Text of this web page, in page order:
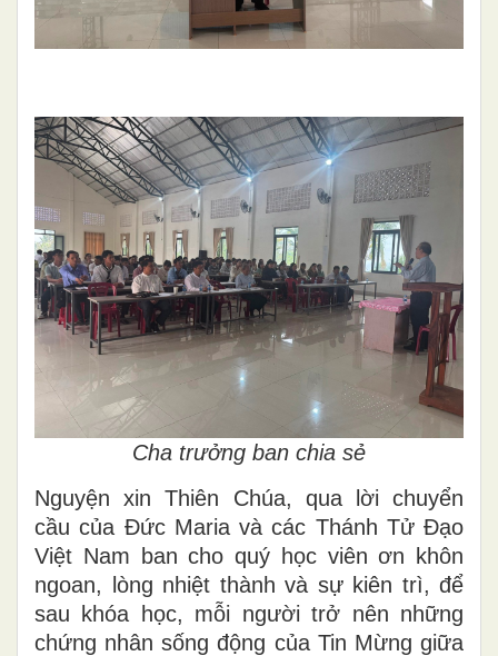
Cha trưởng ban chia sẻ
Nguyện xin Thiên Chúa, qua lời chuyển
cầu của Đức Maria và các Thánh Tử Đạo
Việt Nam ban cho quý học viên ơn khôn
ngoan, lòng nhiệt thành và sự kiên trì, để
sau khóa học, mỗi người trở nên những
chứng nhân sống động của Tin Mừng giữa